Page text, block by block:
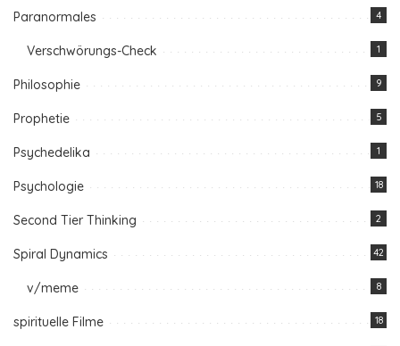
Paranormales 4
Verschwörungs-Check 1
Philosophie 9
Prophetie 5
Psychedelika 1
Psychologie 18
Second Tier Thinking 2
Spiral Dynamics 42
v/meme 8
spirituelle Filme 18